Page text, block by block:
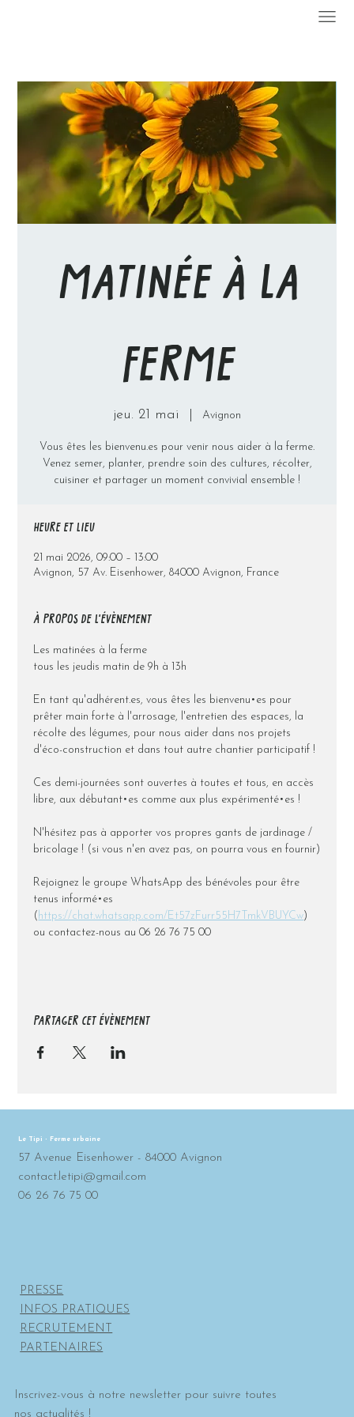
MATINÉE À LA
FERME
jeu. 21 mai Avignon
Vous êtes les bienvenu.es pour venir nous aider à la ferme.
Venez semer, planter, prendre soin des cultures, récolter,
cuisiner et partager un moment convivial ensemble !
HEURE ET LIEU
21 mai 2026, 09:00 – 13:00
Avignon, 57 Av. Eisenhower, 84000 Avignon, France
À PROPOS DE L'ÉVÈNEMENT
Les matinées à la ferme
tous les jeudis matin de 9h à 13h
En tant qu'adhérent.es, vous êtes les bienvenu•es pour
prêter main forte à l'arrosage, l'entretien des espaces, la
récolte des légumes, pour nous aider dans nos projets
d'éco-construction et dans tout autre chantier participatif !
Ces demi-journées sont ouvertes à toutes et tous, en accès
libre, aux débutant•es comme aux plus expérimenté•es !
N'hésitez pas à apporter vos propres gants de jardinage /
bricolage ! (si vous n'en avez pas, on pourra vous en fournir)
Rejoignez le groupe WhatsApp des bénévoles pour être
tenus informé•es
( https://chat.whatsapp.com/Et57zFurr55H7TmkVBUYCw)
ou contactez-nous au 06 26 76 75 00
PARTAGER CET ÉVÈNEMENT
Le Tipi - Ferme urbaine
57 Avenue Eisenhower - 84000 Avignon
contact.letipi@gmail.com
06 26 76 75 00
PRESSE
INFOS PRATIQUES
RECRUTEMENT
PARTENAIRES
Inscrivez-vous à notre newsletter pour suivre toutes
nos actualités !